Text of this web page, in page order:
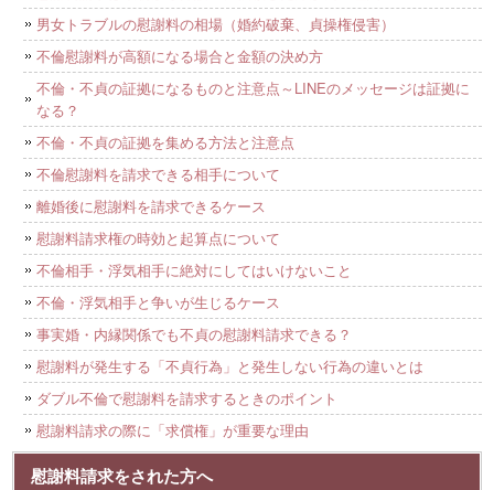
男女トラブルの慰謝料の相場（婚約破棄、貞操権侵害）
不倫慰謝料が高額になる場合と金額の決め方
不倫・不貞の証拠になるものと注意点～LINEのメッセージは証拠に
なる？
不倫・不貞の証拠を集める方法と注意点
不倫慰謝料を請求できる相手について
離婚後に慰謝料を請求できるケース
慰謝料請求権の時効と起算点について
不倫相手・浮気相手に絶対にしてはいけないこと
不倫・浮気相手と争いが生じるケース
事実婚・内縁関係でも不貞の慰謝料請求できる？
慰謝料が発生する「不貞行為」と発生しない行為の違いとは
ダブル不倫で慰謝料を請求するときのポイント
慰謝料請求の際に「求償権」が重要な理由
慰謝料請求をされた方へ